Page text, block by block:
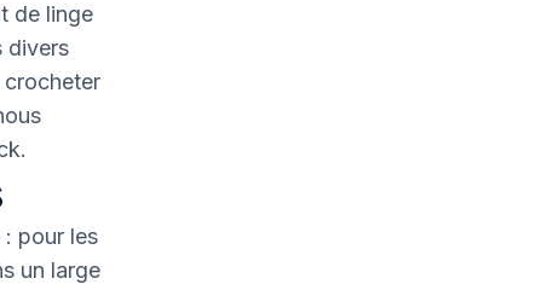
de linge
divers
crocheter
pour les
un large